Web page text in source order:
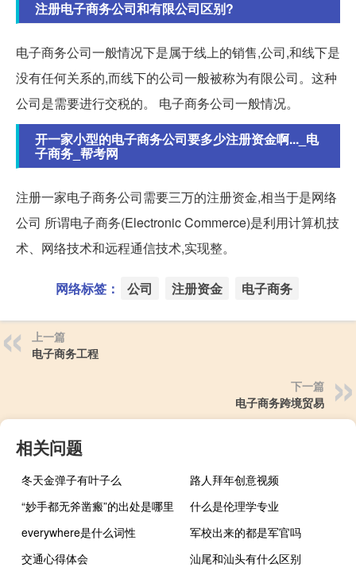
注册电子商务公司和有限公司区别?
电子商务公司一般情况下是属于线上的销售,公司,和线下是
没有任何关系的,而线下的公司一般被称为有限公司。这种
公司是需要进行交税的。 电子商务公司一般情况。
开一家小型的电子商务公司要多少注册资金啊..._电
子商务_帮考网
注册一家电子商务公司需要三万的注册资金,相当于是网络
公司 所谓电子商务(Electronic Commerce)是利用计算机技
术、网络技术和远程通信技术,实现整。
网络标签： 公司 注册资金 电子商务
上一篇
电子商务工程
下一篇
电子商务跨境贸易
相关问题
冬天金弹子有叶子么
路人拜年创意视频
“妙手都无斧凿瘢”的出处是哪里
什么是伦理学专业
everywhere是什么词性
军校出来的都是军官吗
交通心得体会
汕尾和汕头有什么区别